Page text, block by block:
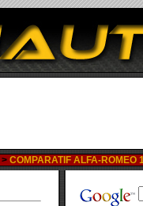
> COMPARATIF ALFA-ROMEO